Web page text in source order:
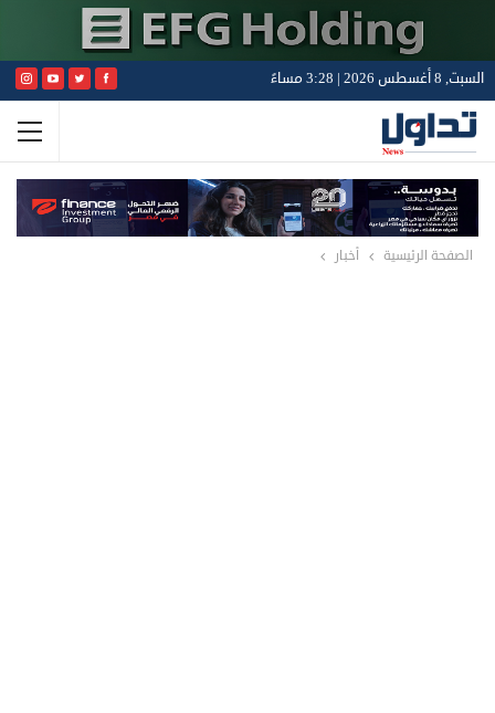
السبت, 8 أغسطس 2026 | 3:28 مساءً
الصفحة الرئيسية أخبار